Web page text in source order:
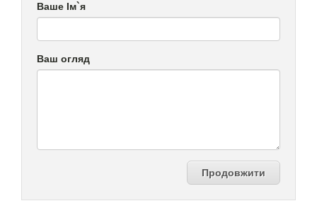
Ваше Ім`я
Ваш огляд
Продовжити